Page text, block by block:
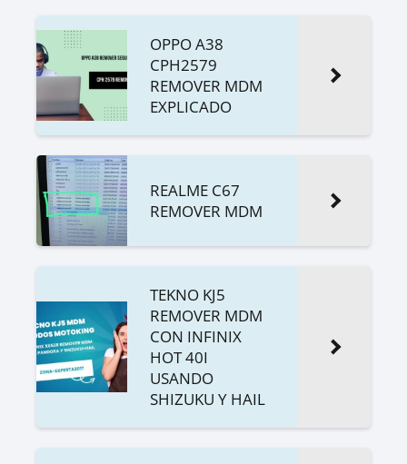
OPPO A38
CPH2579
REMOVER MDM
EXPLICADO
REALME C67
REMOVER MDM
TEKNO KJ5
REMOVER MDM
CON INFINIX
HOT 40I
USANDO
SHIZUKU Y HAIL